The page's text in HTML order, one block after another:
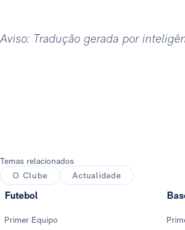
Aviso: Tradução gerada por
Temas relacionados
O Clube
Actualidade
Futebol
Primer Equipo